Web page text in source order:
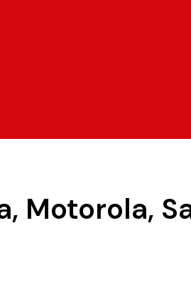
Motorola,